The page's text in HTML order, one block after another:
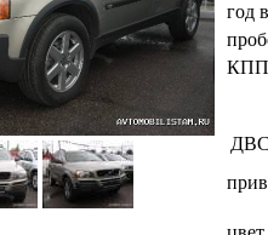
год
КПП